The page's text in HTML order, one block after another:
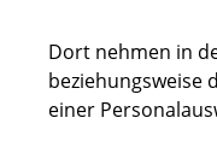
Dort nehmen in
beziehungsweise
einer